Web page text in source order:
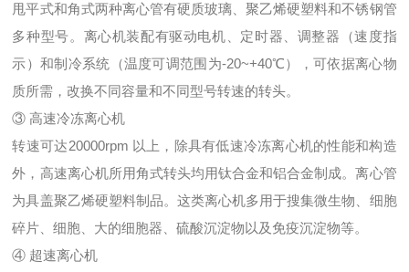
甩平式和角式两种离心管有硬质玻璃、聚乙烯硬塑料和不锈钢管
多种型号。离心机装配有驱动电机、定时器、调整器（速度指
示）和制冷系统（温度可调范围为-20~+40℃），可依据离心物
质所需，改换不同容量和不同型号转速的转头。
③ 高速冷冻离心机
转速可达20000rpm 以上，除具有低速冷冻离心机的性能和构造
外，高速离心机所用角式转头均用钛合金和铝合金制成。离心管
为具盖聚乙烯硬塑料制品。这类离心机多用于搜集微生物、细胞
碎片、细胞、大的细胞器、硫酸沉淀物以及免疫沉淀物等。
④ 超速离心机